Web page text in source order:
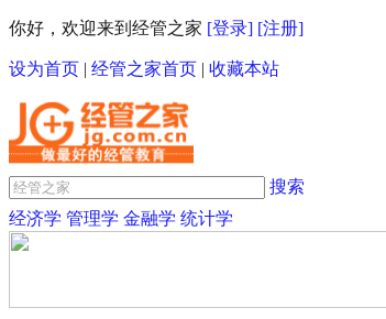
你好，欢迎来到经管之家 [登录] [注册]
设为首页 | 经管之家首页 | 收藏本站
搜索
经济学 管理学 金融学 统计学